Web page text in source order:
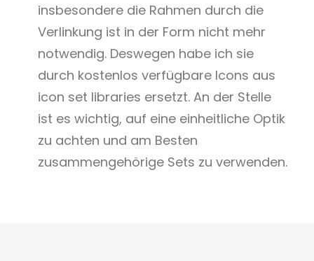
insbesondere die Rahmen durch die
Verlinkung ist in der Form nicht mehr
notwendig. Deswegen habe ich sie
durch kostenlos verfügbare Icons aus
icon set libraries ersetzt. An der Stelle
ist es wichtig, auf eine einheitliche Optik
zu achten und am Besten
zusammengehörige Sets zu verwenden.